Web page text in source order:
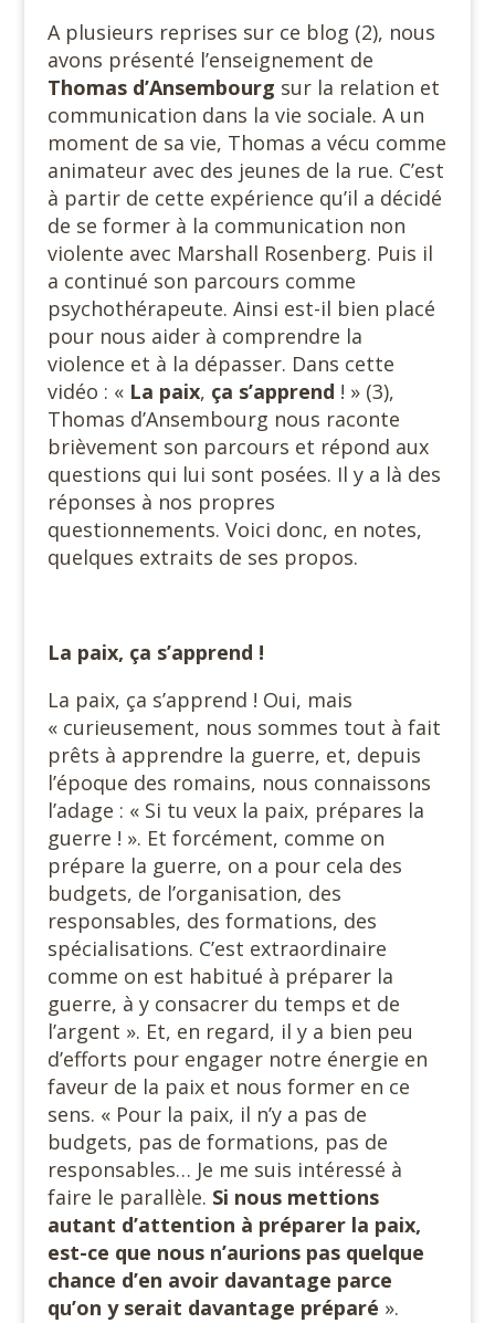
A plusieurs reprises sur ce blog (2), nous
avons présenté l’enseignement de
Thomas d’Ansembourg sur la relation et
communication dans la vie sociale. A un
moment de sa vie, Thomas a vécu comme
animateur avec des jeunes de la rue. C’est
à partir de cette expérience qu’il a décidé
de se former à la communication non
violente avec Marshall Rosenberg. Puis il
a continué son parcours comme
psychothérapeute. Ainsi est-il bien placé
pour nous aider à comprendre la
violence et à la dépasser. Dans cette
vidéo : « La paix, ça s’apprend ! » (3),
Thomas d’Ansembourg nous raconte
brièvement son parcours et répond aux
questions qui lui sont posées. Il y a là des
réponses à nos propres
questionnements. Voici donc, en notes,
quelques extraits de ses propos.
La paix, ça s’apprend !
La paix, ça s’apprend ! Oui, mais
« curieusement, nous sommes tout à fait
prêts à apprendre la guerre, et, depuis
l’époque des romains, nous connaissons
l’adage : « Si tu veux la paix, prépares la
guerre ! ». Et forcément, comme on
prépare la guerre, on a pour cela des
budgets, de l’organisation, des
responsables, des formations, des
spécialisations. C’est extraordinaire
comme on est habitué à préparer la
guerre, à y consacrer du temps et de
l’argent ». Et, en regard, il y a bien peu
d’efforts pour engager notre énergie en
faveur de la paix et nous former en ce
sens. « Pour la paix, il n’y a pas de
budgets, pas de formations, pas de
responsables… Je me suis intéressé à
faire le parallèle. Si nous mettions
autant d’attention à préparer la paix,
est-ce que nous n’aurions pas quelque
chance d’en avoir davantage parce
qu’on y serait davantage préparé ».